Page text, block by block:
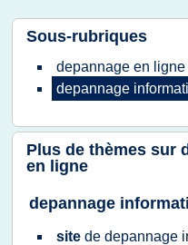
Sous-rubriques
depannage en ligne
depannage
Plus de thèmes sur
en ligne
depannage
site de depannage